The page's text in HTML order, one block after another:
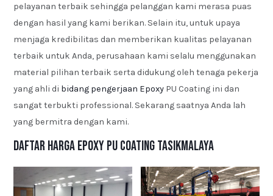
pelayanan terbaik sehingga pelanggan kami merasa puas
dengan hasil yang kami berikan. Selain itu, untuk upaya
menjaga kredibilitas dan memberikan kualitas pelayanan
terbaik untuk Anda, perusahaan kami selalu menggunakan
material pilihan terbaik serta didukung oleh tenaga pekerja
yang ahli di bidang pengerjaan Epoxy PU Coating ini dan
sangat terbukti professional. Sekarang saatnya Anda lah
yang bermitra dengan kami.
Daftar Harga Epoxy PU Coating Tasikmalaya